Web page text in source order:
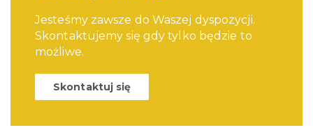
Jesteśmy zawsze do Waszej dyspozycji.
Skontaktujemy się gdy tylko będzie to
możliwe.
Skontaktuj się